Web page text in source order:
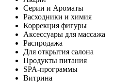
Серии и Ароматы
Расходники и химия
Коррекция фигуры
Аксессуары для массажа
Распродажа
Для открытия салона
Продукты питания
SPA-программы
Витрина